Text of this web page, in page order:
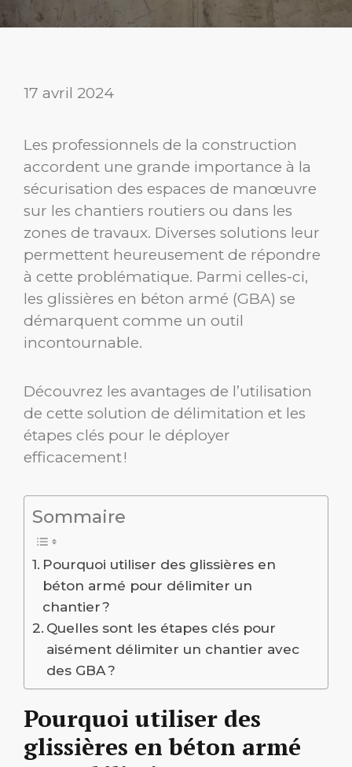
17 avril 2024
Les professionnels de la construction
accordent une grande importance à la
sécurisation des espaces de manœuvre
sur les chantiers routiers ou dans les
zones de travaux. Diverses solutions leur
permettent heureusement de répondre
à cette problématique. Parmi celles-ci,
les glissières en béton armé (GBA) se
démarquent comme un outil
incontournable.
Découvrez les avantages de l’utilisation
de cette solution de délimitation et les
étapes clés pour le déployer
efficacement !
Sommaire
Pourquoi utiliser des glissières en
béton armé pour délimiter un
chantier ?
Quelles sont les étapes clés pour
aisément délimiter un chantier avec
des GBA ?
Pourquoi utiliser des
glissières en béton armé